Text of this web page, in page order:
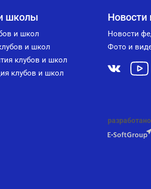
школы
и школ
и школ
клубов и школ
клубов и школ
Новости
Новости
Фото и